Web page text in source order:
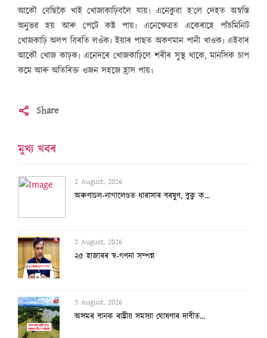
আকৌ বেছিকৈ খাই খোজাকাঢ়িবলৈ যায়৷ এনেকুৱা হ’লে দেহত অস্বস্তি
অনুভৱ হয় আৰু পেটে কষ্ট পায়৷ এনেক্ষেত্ৰত একেৰাহে পাঁচমিনিট
খোজকাঢ়ি অলপ বিৰতি লওঁক৷ ইয়াৰ পাছত অকণমান পানী খাওক৷ এইবাৰ
আকৌ খোজ কাঢ়ক৷ এনেদৰে খোজকাঢ়িলে শৰীৰ সুস্থ থাকে, মানসিক চাপ
কমে আৰু অতিৰিক্ত ওজন সহজে হ্ৰাস পায়৷
Share
মুখ্য খবৰ
2 August, 2026
অৰুণাচল-নাগালেণ্ডত ধাৰাসাৰ বৰষুণ, বুকু ক...
3 August, 2026
২৫ হাজাৰৰ স্ব-গণনা সম্পন্ন
3 August, 2026
অসমৰ বানক ৰাষ্ট্ৰীয় সমস্যা ঘোষণাৰ দাবীত...